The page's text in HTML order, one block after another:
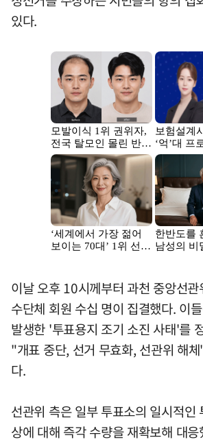
있다.
이날 오후 10시께부터 과천 중앙선
수단체 회원 수십 명이 집결했다. 이
발생한 '투표용지 조기 소진 사태'를
"개표 중단, 선거 무효화, 선관위 해
다.
선관위 측은 일부 투표소의 일시적인
상에 대해 즉각 수량을 재확보해 대